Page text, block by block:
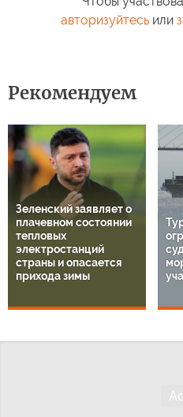
авторизуйтесьили
Рекомендуем
Зеленский заявляет о
плачевном состоянии
тепловых
электростанций
страны и опасается
прихода зимы